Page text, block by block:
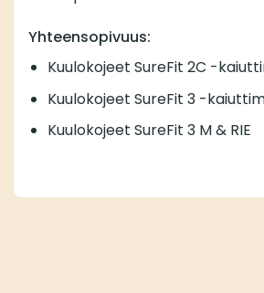
Yhteensopivuus:
Kuulokojeet SureFit 2C -
Kuulokojeet SureFit 3 -
Kuulokojeet SureFit 3 M & RIE